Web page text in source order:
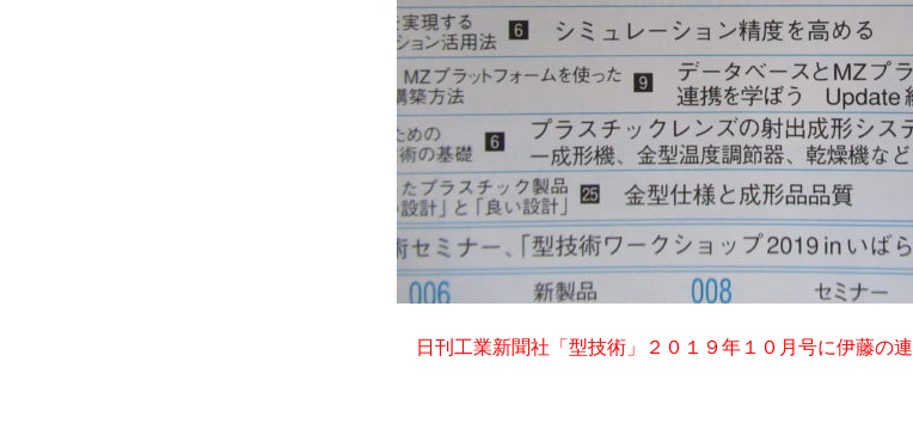
日刊工業新聞社「型技術」２０１９年１０月号に伊藤の